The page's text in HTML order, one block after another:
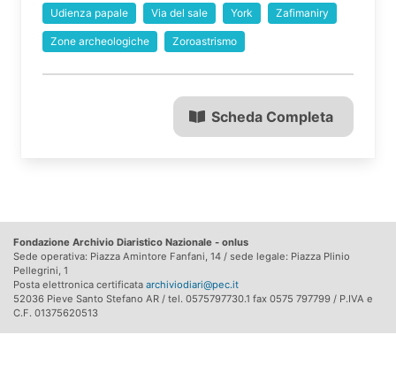
Udienza papale Via del sale York Zafimaniry
Zone archeologiche Zoroastrismo
Scheda Completa
Fondazione Archivio Diaristico Nazionale - onlus
Sede operativa: Piazza Amintore Fanfani, 14 / sede legale: Piazza Plinio
Pellegrini, 1
Posta elettronica certificata archiviodiari@pec.it
52036 Pieve Santo Stefano AR / tel. 0575797730.1 fax 0575 797799 / P.IVA e
C.F. 01375620513